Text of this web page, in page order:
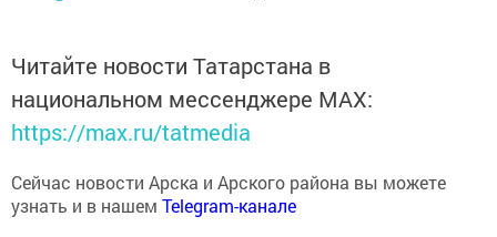
Читайте новости Татарстана в
национальном мессенджере MАХ:
https://max.ru/tatmedia
узнать и в нашемTelegram-канале